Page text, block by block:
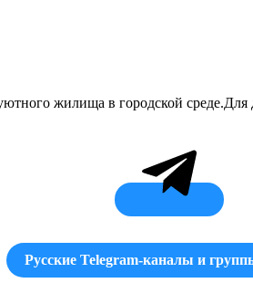
жилища в городской
Русские Telegram-каналы и